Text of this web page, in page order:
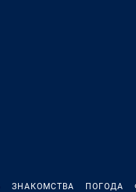
ЗНАКОМСТВА ПОГОДА